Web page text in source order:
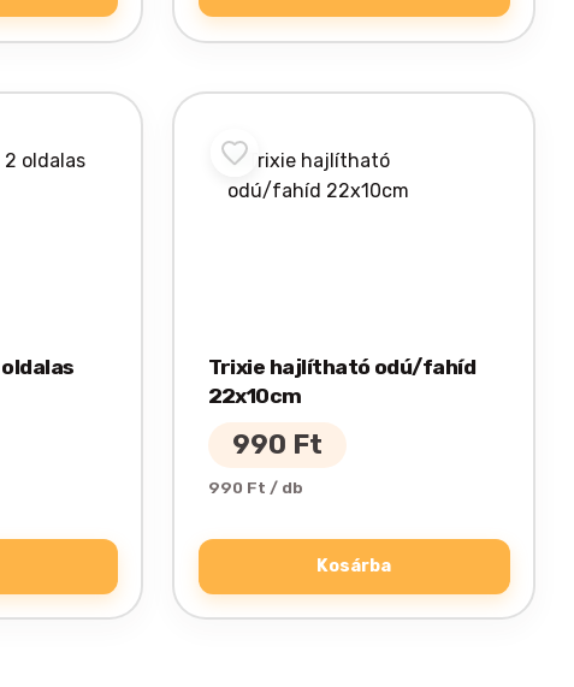
Trixie hajlítható odú/fahíd
22x10cm
990 Ft
990 Ft / db
Kosárba